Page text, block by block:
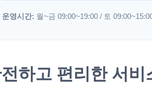
운영시간: 월~금 09:00~19:00 / 토
하고 편리한 서